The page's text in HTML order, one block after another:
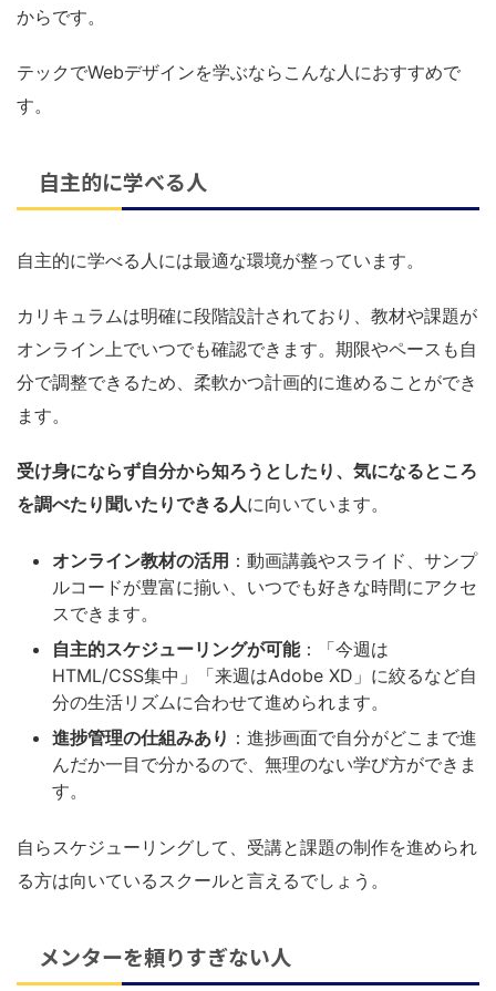
からです。
テックでWebデザインを学ぶならこんな人におすすめで
す。
自主的に学べる人
自主的に学べる人には最適な環境が整っています。
カリキュラムは明確に段階設計されており、教材や課題が
オンライン上でいつでも確認できます。期限やペースも自
分で調整できるため、柔軟かつ計画的に進めることができ
ます。
受け身にならず自分から知ろうとしたり、気になるところ
を調べたり聞いたりできる人に向いています。
オンライン教材の活用 ：動画講義やスライド、サンプ
ルコードが豊富に揃い、いつでも好きな時間にアクセ
スできます。
自主的スケジューリングが可能：「今週は
HTML/CSS集中」「来週はAdobe XD」に絞るなど自
分の生活リズムに合わせて進められます。
進捗管理の仕組みあり ：進捗画面で自分がどこまで進
んだか一目で分かるので、無理のない学び方ができま
す。
自らスケジューリングして、受講と課題の制作を進められ
る方は向いているスクールと言えるでしょう。
メンターを頼りすぎない人